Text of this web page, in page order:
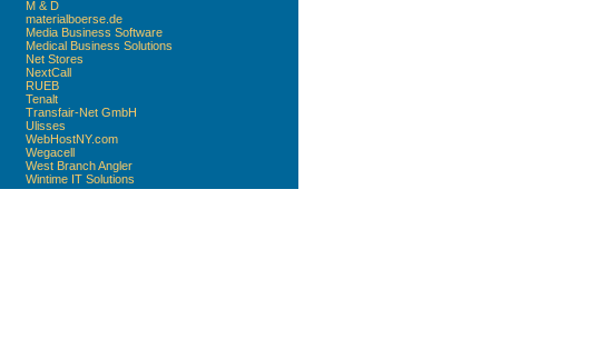
M & D
materialboerse.de
Media Business Software
Medical Business Solutions
Net Stores
NextCall
RUEB
Tenalt
Transfair-Net GmbH
Ulisses
WebHostNY.com
Wegacell
West Branch Angler
Wintime IT Solutions